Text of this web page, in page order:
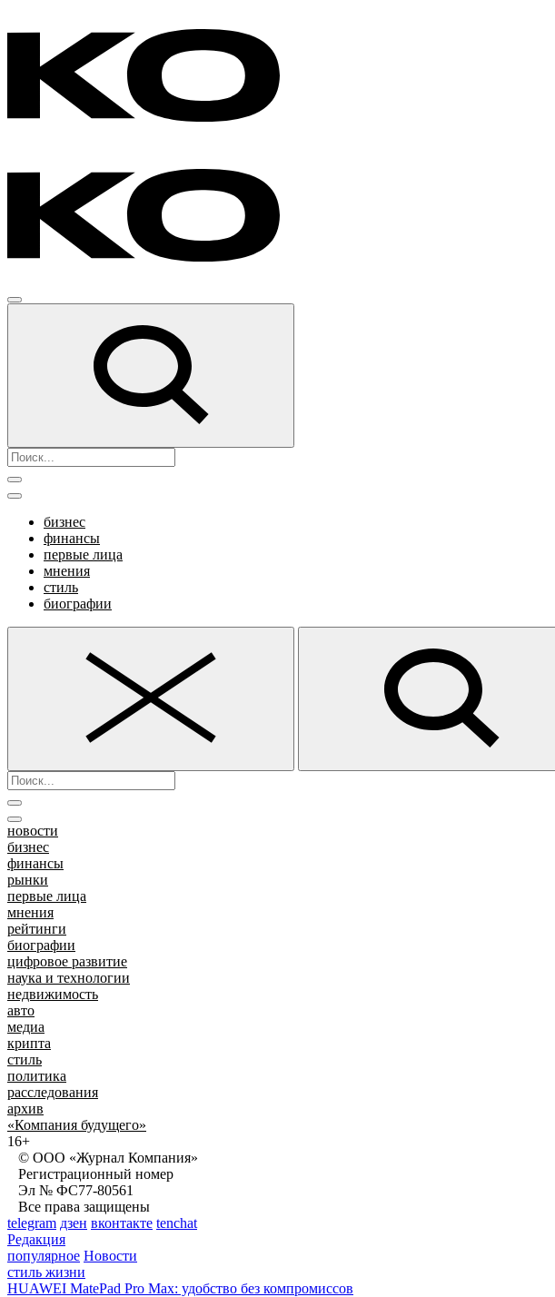
бизнес
финансы
первые лица
мнения
стиль
биографии
новости
бизнес
финансы
рынки
первые лица
мнения
рейтинги
биографии
цифровое развитие
наука и технологии
недвижимость
авто
медиа
крипта
стиль
политика
расследования
архив
«Компания будущего»
16+
© ООО «Журнал Компания»
Регистрационный номер
Эл № ФС77-80561
Все права защищены
telegram дзен вконтакте tenchat
Редакция
популярное Новости
стиль жизни
HUAWEI MatePad Pro Max: удобство без компромиссов